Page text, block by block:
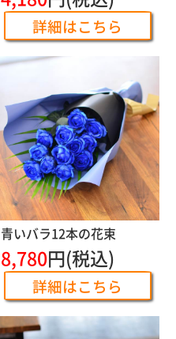
詳細はこちら
青いバラ12本の花束
8,780円(税込)
詳細はこちら